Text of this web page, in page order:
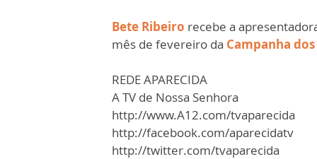
Bete Ribeiro recebe a
mês de fevereiro da Campanha
REDE APARECIDA
A TV de Nossa Senhora
http://www.A12.com/tvaparecida
http://facebook.com/aparecidatv
http://twitter.com/tvaparecida